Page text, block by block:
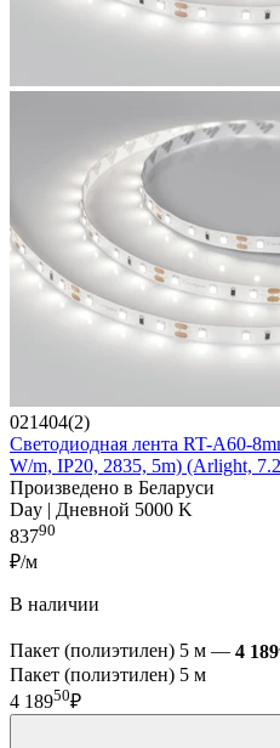
021404(2)
Светодиодная лента RT-A60-
W/m, IP20, 2835, 5m) (Arlight,
Произведено в Беларуси
Day | Дневной 5000 K
83790
₽/м
В наличии
Пакет (полиэтилен) 5 м — 4 189
Пакет (полиэтилен) 5 м
4 18950₽